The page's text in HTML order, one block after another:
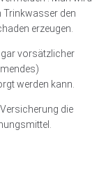
Trinkwasser den
erzeugen.
vorsätzlicher
werden kann.
die